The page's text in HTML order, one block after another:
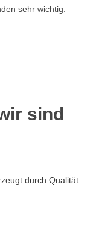
sehr wichtig.
sind
durch Qualität